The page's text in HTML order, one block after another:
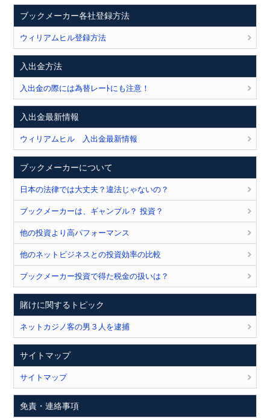
ブックメーカー各社登録方法
ウィリアムヒル登録方法
入出金方法
入出金の際には為替レーﾄにも注意！
入出金最新情報
ウィリアムヒル 入出金最新情報
ブックメーカーについて
日本の法律では大丈夫？違法じゃないの？
ブックメーカーは、ギャンブル？ 投資？
他の投資より高パフォーマンス
他のネットビジネスとの投資効率の比較
ブックメーカー投資で得た税金の扱いは？
賭けに関するトピック
ネットカジノ客の男３人を逮捕
サイトマップ
サイトマップ
免責・連絡事項